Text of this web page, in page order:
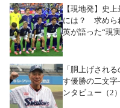
【現地発】史
には？ 求めら
英が語った“現
「胴上げされ
す優勝の二文
ンタビュー（2）